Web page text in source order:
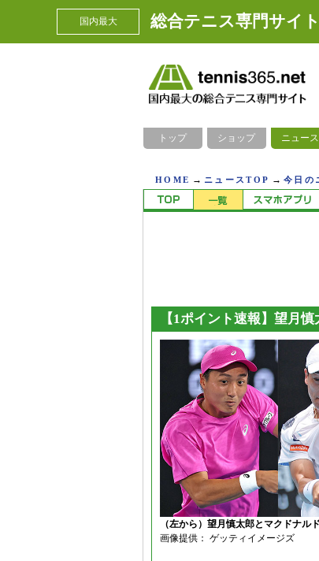
国内最大 総合テニス専門サイ
トップ ショップ ニュース
HOME → ニュースTOP →今日の
【1ポイント速報】望月
（左から）望月慎太郎とマクドナルド
画像提供： ゲッティイメージズ